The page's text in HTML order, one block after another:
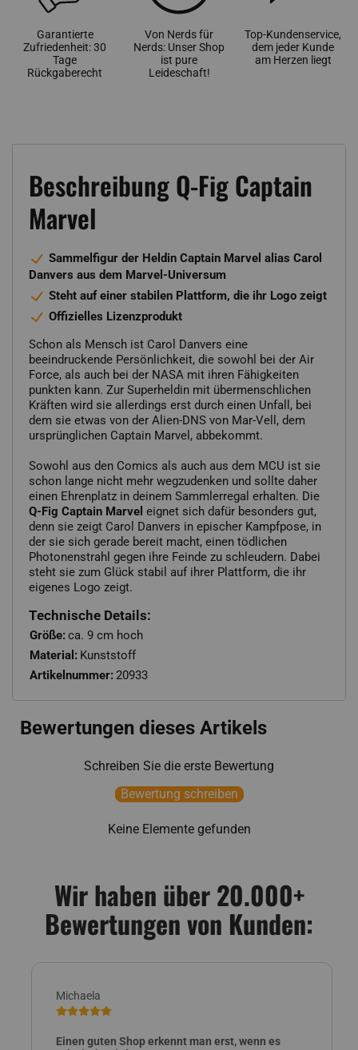
Garantierte
Zufriedenheit: 30
Tage
Rückgaberecht
Von Nerds für
Nerds: Unser Shop
ist pure
Leideschaft!
Top-Kundenservice,
dem jeder Kunde
am Herzen liegt
Beschreibung Q-Fig Captain
Marvel
Sammelfigur der Heldin Captain Marvel alias Carol
Danvers aus dem Marvel-Universum
Steht auf einer stabilen Plattform, die ihr Logo zeigt
Offizielles Lizenzprodukt
Schon als Mensch ist Carol Danvers eine
beeindruckende Persönlichkeit, die sowohl bei der Air
Force, als auch bei der NASA mit ihren Fähigkeiten
punkten kann. Zur Superheldin mit übermenschlichen
Kräften wird sie allerdings erst durch einen Unfall, bei
dem sie etwas von der Alien-DNS von Mar-Vell, dem
ursprünglichen Captain Marvel, abbekommt.
Sowohl aus den Comics als auch aus dem MCU ist sie
schon lange nicht mehr wegzudenken und sollte daher
einen Ehrenplatz in deinem Sammlerregal erhalten. Die
Q-Fig Captain Marvel eignet sich dafür besonders gut,
denn sie zeigt Carol Danvers in epischer Kampfpose, in
der sie sich gerade bereit macht, einen tödlichen
Photonenstrahl gegen ihre Feinde zu schleudern. Dabei
steht sie zum Glück stabil auf ihrer Plattform, die ihr
eigenes Logo zeigt.
Technische Details:
Größe: ca. 9 cm hoch
Material: Kunststoff
Artikelnummer: 20933
Bewertungen dieses Artikels
Schreiben Sie die erste Bewertung
Bewertung schreiben
Keine Elemente gefunden
Wir haben über 20.000+
Bewertungen von Kunden:
Michaela
Einen guten Shop erkennt man erst, wenn es